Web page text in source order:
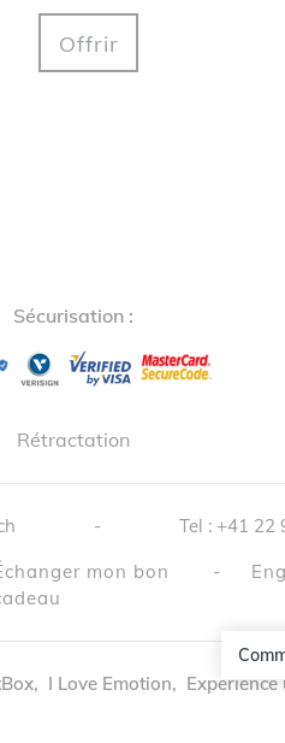
Offrir
Sécurisation :
Rétractation
- Tel : +41 22
mon bon
-
, I Love Emotion, Expérience